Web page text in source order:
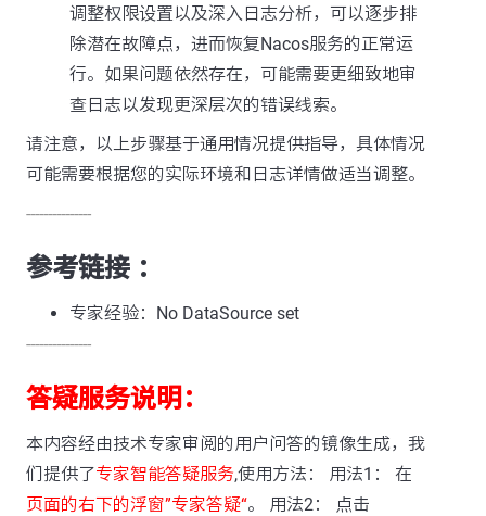
调整权限设置以及深入日志分析，可以逐步排
除潜在故障点，进而恢复Nacos服务的正常运
行。如果问题依然存在，可能需要更细致地审
查日志以发现更深层次的错误线索。
请注意，以上步骤基于通用情况提供指导，具体情况
可能需要根据您的实际环境和日志详情做适当调整。
---------------
参考链接 ：
专家经验：No DataSource set
---------------
答疑服务说明：
本内容经由技术专家审阅的用户问答的镜像生成，我
们提供了专家智能答疑服务,使用方法： 用法1： 在
页面的右下的浮窗”专家答疑“。 用法2： 点击